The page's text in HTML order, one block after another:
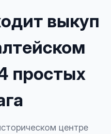
выкуп
простых
центре